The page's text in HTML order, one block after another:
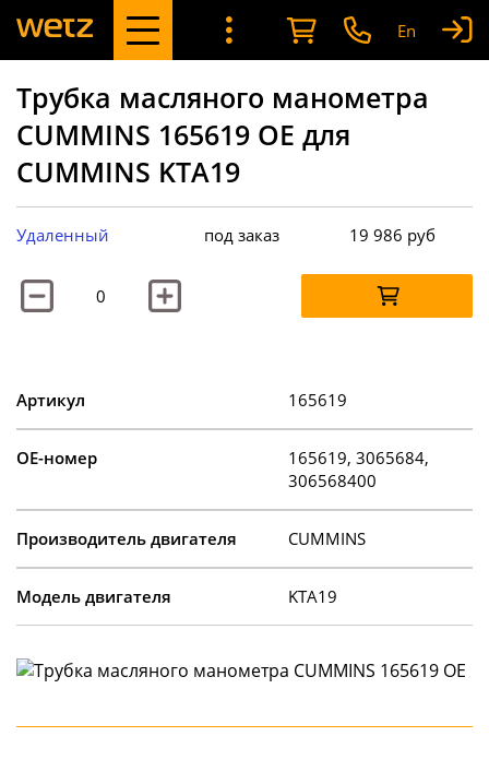
En
Трубка масляного манометра
CUMMINS 165619 OE для
CUMMINS KTA19
Удаленный под заказ 19 986 руб
Артикул 165619
OE-номер
165619, 3065684,
306568400
Производитель двигателя CUMMINS
Модель двигателя KTA19